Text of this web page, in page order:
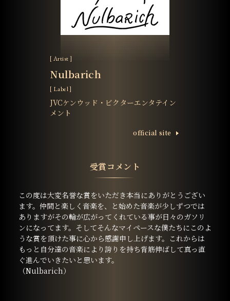
[ Artist ]
Nulbarich
[ Label ]
JVCケンウッド・ビクターエンタテイン
メント
ofﬁcial site
受賞コメント
この度は大変名誉な賞をいただき本当にありがとうござい
ます。仲間と楽しく音楽を、と始めた音楽が少しずつでは
ありますがその輪が広がってくれている事が日々のガソリ
ンになってます。そしてそんなマイペースな僕たちにこのよ
うな賞を頂けた事に心から感謝申し上げます。これからは
もっと自分達の音楽により誇りを持ち背筋伸ばして真っ直
ぐ進んでいきたいと思います。
（Nulbarich）